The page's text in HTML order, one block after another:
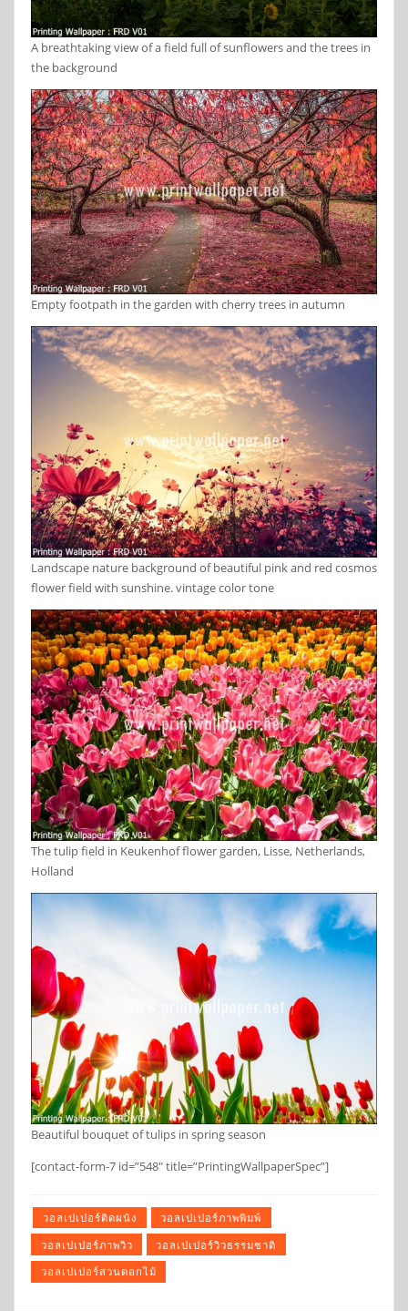
A breathtaking view of a field full of sunflowers and the trees in
the background
Empty footpath in the garden with cherry trees in autumn
Landscape nature background of beautiful pink and red cosmos
flower field with sunshine. vintage color tone
The tulip field in Keukenhof flower garden, Lisse, Netherlands,
Holland
Beautiful bouquet of tulips in spring season
[contact-form-7 id=”548″ title=”PrintingWallpaperSpec”]
วอลเปเปอร์ติดผนัง
วอลเปเปอร์ภาพพิมพ์
วอลเปเปอร์ภาพวิว
วอลเปเปอร์วิวธรรมชาติ
วอลเปเปอร์สวนดอกไม้